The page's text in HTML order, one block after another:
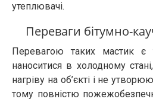
утеплювачі.
Переваги бітумно-
Перевагою таких мастик
наноситися в холодному
нагріву на об’єкті і не
тому повністю